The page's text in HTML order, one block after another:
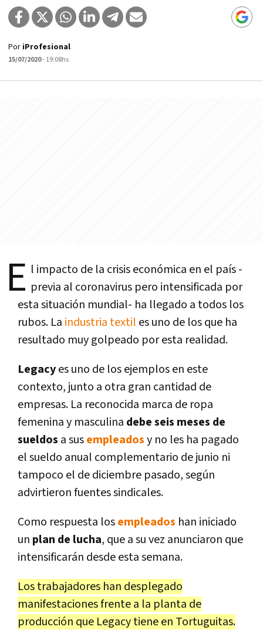
Por iProfesional
15/07/2020- 19:08hs
E l impacto de la crisis económica en el país -
previa al coronavirus pero intensificada por
esta situación mundial- ha llegado a todos los
rubos. La industria textil es uno de los que ha
resultado muy golpeado por esta realidad.
Legacyes uno de los ejemplos en este
contexto, junto a otra gran cantidad de
empresas. La reconocida marca de ropa
femenina y masculina debe seis meses de
sueldos a susempleadosy no les ha pagado
el sueldo anual complementario de junio ni
tampoco el de diciembre pasado, según
advirtieron fuentes sindicales.
Como respuesta losempleados han iniciado
un plan de lucha, que a su vez anunciaron que
intensificarán desde esta semana.
Los trabajadores han desplegado
manifestaciones frente a la planta de
producción que Legacy tiene en Tortuguitas.